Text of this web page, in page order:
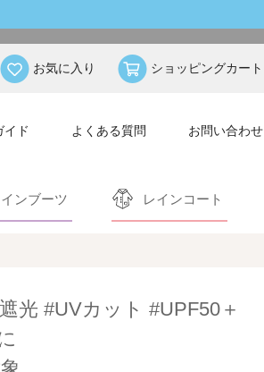
お気に入り ショッピングカート
イド よくある質問 お問い合わせ
ンブーツ レインコート
光 #UVカット #UPF50＋